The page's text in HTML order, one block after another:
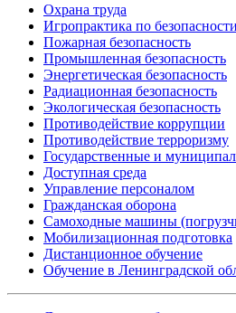
Охрана труда
Игропрактика по
Пожарная безопасность
Промышленная безопасность
Энергетическая безопасность
Радиационная безопасность
Экологическая безопасность
Противодействие коррупции
Противодействие терроризму
Государственные и
Доступная среда
Управление персоналом
Гражданская оборона
Самоходные машины
Мобилизационная подготовка
Дистанционное обучение
Обучение в Ленинградской